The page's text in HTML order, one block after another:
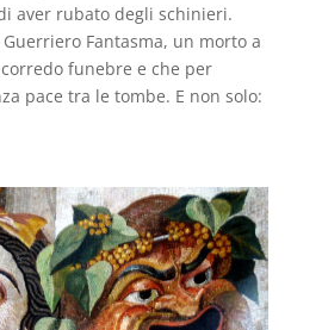
aver rubato degli schinieri.
Fantasma, un morto a
funebre e che per
pace tra le tombe. E non solo: